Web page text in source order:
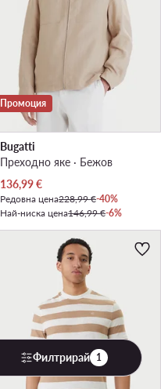
Промоция
Bugatti
Преходно яке · Бежов
Актуална цена
136,99€
Редовна цена228,99 €-40%
Най-ниска цена146,99 €-6%
Филтрирай 1